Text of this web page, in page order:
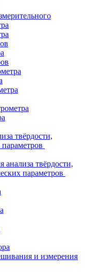
твёрдости,
анализа твёрдости,
параметров
и измерения